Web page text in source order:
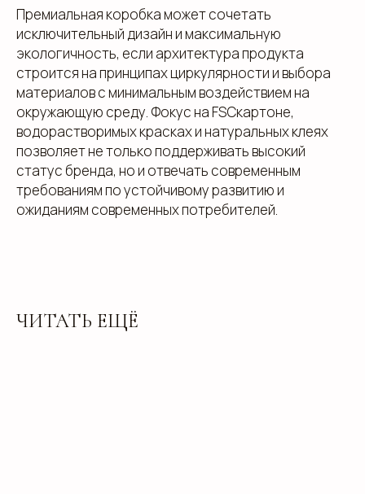
Премиальная коробка может сочетать
исключительный дизайн и максимальную
экологичность, если архитектура продукта
строится на принципах циркулярности и выбора
материалов с минимальным воздействием на
окружающую среду. Фокус на FSCкартоне,
водорастворимых красках и натуральных клеях
позволяет не только поддерживать высокий
статус бренда, но и отвечать современным
требованиям по устойчивому развитию и
ожиданиям современных потребителей.
ЧИТАТЬ ЕЩЁ
уникальность вашей продукции. Наши
специалисты готовы ответить на все вопросы и
предложить решения, соответствующие вашим
+7